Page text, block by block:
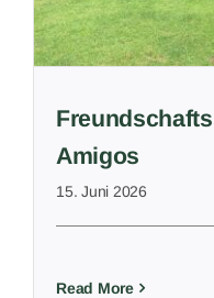
Amigos
15. Juni 2026
Read More